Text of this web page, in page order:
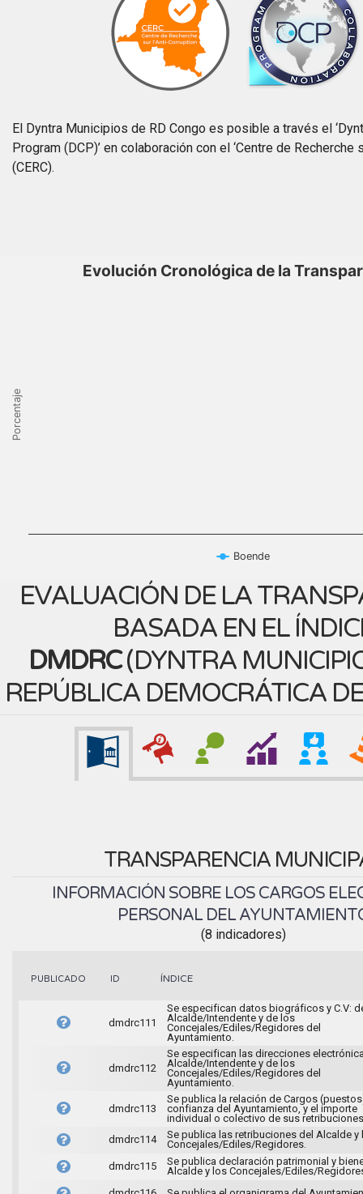
El Dyntra Municipios de RD Congo es posible a través el
Program (DCP)’ en colaboración con el ‘Centre de Recherche
(CERC).
Porcentaje
Evolución Cronológica de la
Boende
EVALUACIÓN DE LA
BASADA EN EL
DMDRC(DYNTRA
REPÚBLICA DEMOCRÁTICA
TRANSPARENCIA
INFORMACIÓN SOBRE LOS CARGOS
PERSONAL DEL
(8 indicadores)
PUBLICADO ID ÍNDICE
dmdrc111
Se especifican datos biográficos y C.V:
Alcalde/Intendente y de los
Concejales/Ediles/Regidores del
Ayuntamiento.
dmdrc112
Se especifican las direcciones
Alcalde/Intendente y de los
Concejales/Ediles/Regidores del
Ayuntamiento.
dmdrc113
Se publica la relación de Cargos
confianza del Ayuntamiento, y el importe
individual o colectivo de sus
dmdrc114
Se publica las retribuciones del Alcalde y
Concejales/Ediles/Regidores.
dmdrc115
Se publica declaración patrimonial y
Alcalde y los Concejales/Ediles/